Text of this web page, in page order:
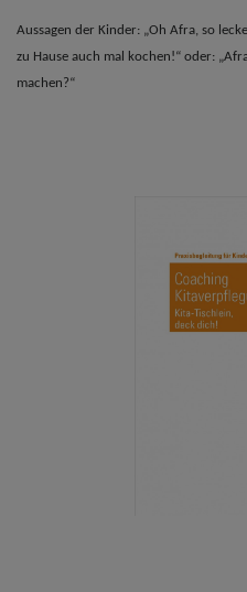
Aussagen der Kinder: „Oh Afra, so
zu Hause auch mal kochen!“ oder:
machen?“